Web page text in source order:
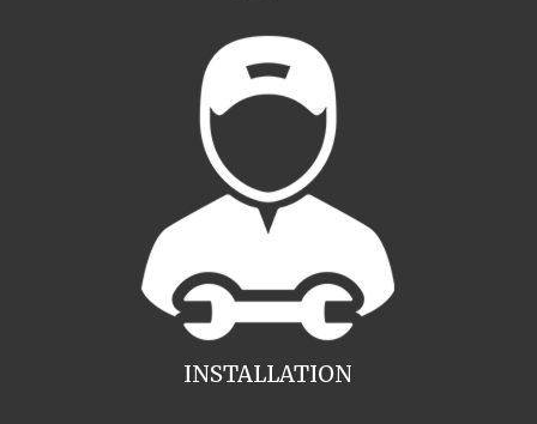
INSTALLATION